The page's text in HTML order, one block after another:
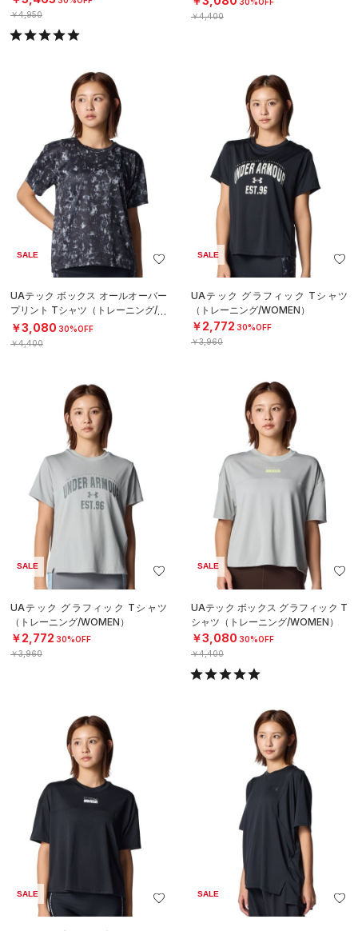
￥4,950
￥4,400
SALE
UAテック ボックス オールオーバー
プリント Tシャツ（トレーニング/W
OMEN）
￥3,080 30%OFF
￥4,400
SALE
UAテック グラフィック Tシャツ
（トレーニング/WOMEN）
￥2,772 30%OFF
￥3,960
SALE
UAテック グラフィック Tシャツ
（トレーニング/WOMEN）
￥2,772 30%OFF
￥3,960
SALE
UAテック ボックス グラフィック T
シャツ（トレーニング/WOMEN）
￥3,080 30%OFF
￥4,400
SALE SALE